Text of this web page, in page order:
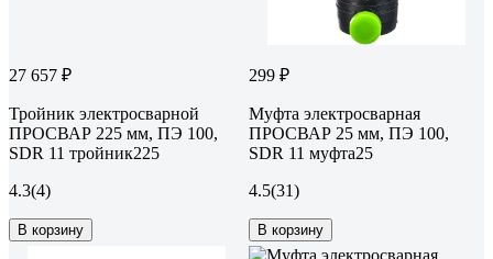
27 657 ₽
Тройник электросварной
ПРОСВАР 225 мм, ПЭ 100,
SDR 11 тройник225
4.3(4)
В корзину
299 ₽
Муфта электросварная
ПРОСВАР 25 мм, ПЭ 100,
SDR 11 муфта25
4.5(31)
В корзину